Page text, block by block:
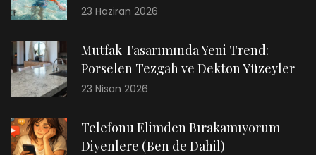
23 Haziran 2026
Mutfak Tasarımında Yeni Trend:
Porselen Tezgah ve Dekton Yüzeyler
23 Nisan 2026
Telefonu Elimden Bırakamıyorum
Diyenlere (Ben de Dahil)